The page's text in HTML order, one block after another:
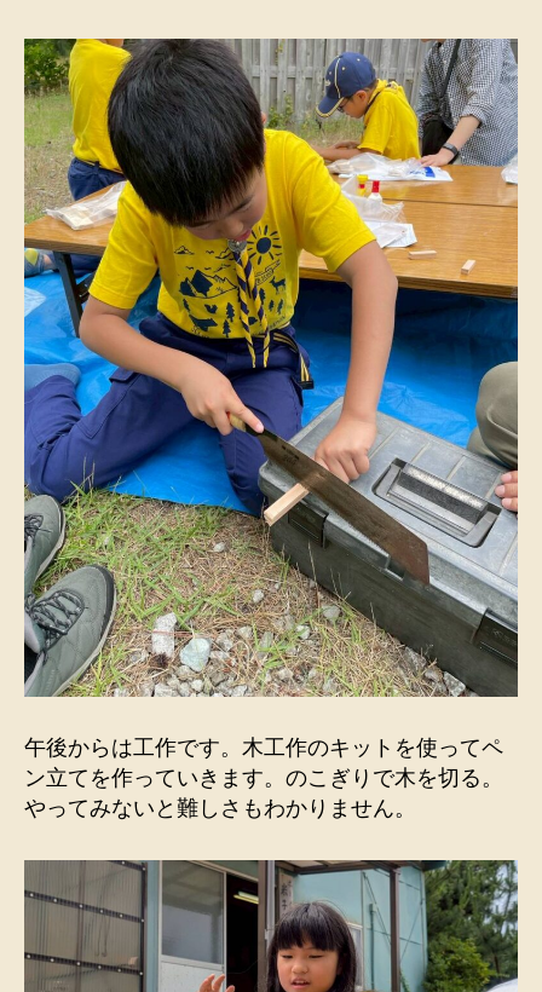
午後からは工作です。木工作のキットを使ってペ
ン立てを作っていきます。のこぎりで木を切る。
やってみないと難しさもわかりません。